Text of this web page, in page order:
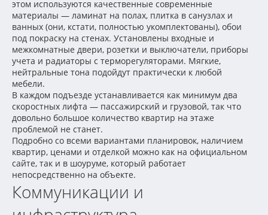
этом используются качественные современные
материалы — ламинат на полах, плитка в санузлах и
ванных (они, кстати, полностью укомплектованы), обои
под покраску на стенах. Установлены входные и
межкомнатные двери, розетки и выключатели, приборы
учета и радиаторы с терморегуляторами. Мягкие,
нейтральные тона подойдут практически к любой
мебели.
В каждом подъезде устанавливается как минимум два
скоростных лифта — пассажирский и грузовой, так что
довольно большое количество квартир на этаже
проблемой не станет.
Подробно со всеми вариантами планировок, наличием
квартир, ценами и отделкой можно как на официальном
сайте, так и в шоуруме, который работает
непосредственно на объекте.
Коммуникации и